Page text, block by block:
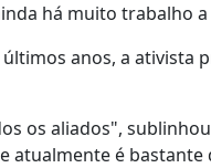
há muito trabalho
anos, a ativista
os aliados",
atualmente é bastante